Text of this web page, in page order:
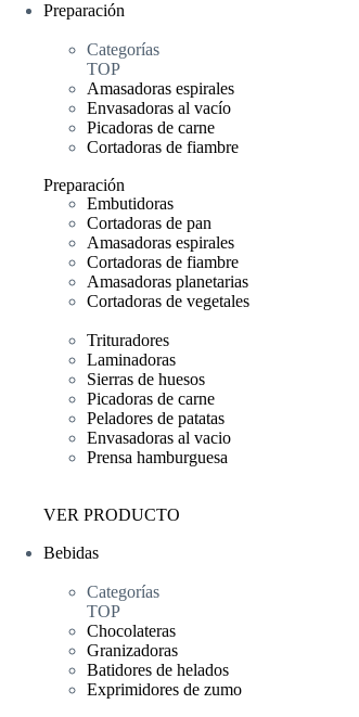
Preparación
Categorías
TOP
Amasadoras espirales
Envasadoras al vacío
Picadoras de carne
Cortadoras de fiambre
Preparación
Embutidoras
Cortadoras de pan
Amasadoras espirales
Cortadoras de fiambre
Amasadoras planetarias
Cortadoras de vegetales
Trituradores
Laminadoras
Sierras de huesos
Picadoras de carne
Peladores de patatas
Envasadoras al vacio
Prensa hamburguesa
VER PRODUCTO
Bebidas
Categorías
TOP
Chocolateras
Granizadoras
Batidores de helados
Exprimidores de zumo